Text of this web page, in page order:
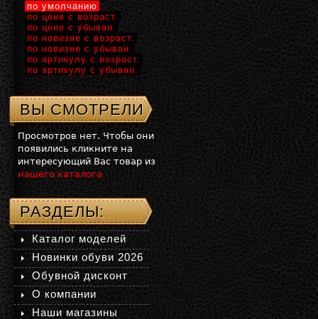
по умолчанию
по цене с возраст.
по цене с убыван.
по новизне с возраст.
по новизне с убыван.
по артикулу с возраст.
по артикулу с убыван.
ВЫ СМОТРЕЛИ
Просмотров нет. Чтобы они
появились кликните на
интересующий Вас товар из
нашего каталога
РАЗДЕЛЫ:
Каталог моделей
Новинки обуви 2026
Обувной дисконт
О компании
Наши магазины